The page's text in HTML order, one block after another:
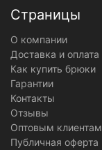
Страницы
О компании
Доставка и оплата
Как купить брюки
Гарантии
Контакты
Отзывы
Оптовым клиентам
Публичная оферта